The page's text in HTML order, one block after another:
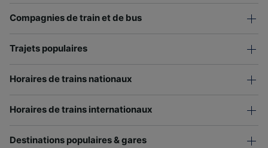
Compagnies de train et de bus
Trajets populaires
Horaires de trains nationaux
Horaires de trains internationaux
Destinations populaires & gares